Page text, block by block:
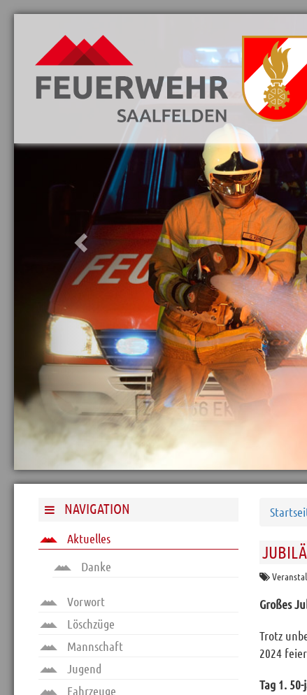
Aktuelles
Vorwort
Mannschaft
Fahrzeuge
Ausrüstung
Ausbildung
Gebäude
Archiv
Funktionäre
Veranstaltungen
Mitgliederbereich
Kontakt
Sitemap
RSS News
Links
Datenschutz
NAVIGATION
Aktuelles
Danke
Vorwort
Löschzüge
Mannschaft
Jugend
Fahrzeuge
Großes
Trotz
2024
Tag 1.